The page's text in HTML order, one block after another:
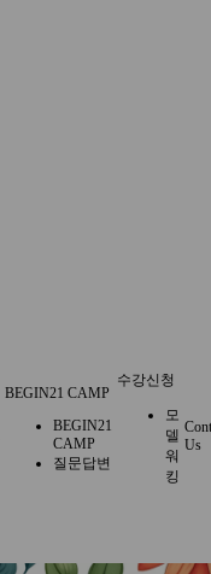
BEGIN21 CAMP
BEGIN21
CAMP
질문답변
수강신청
모
델
워
킹
Us